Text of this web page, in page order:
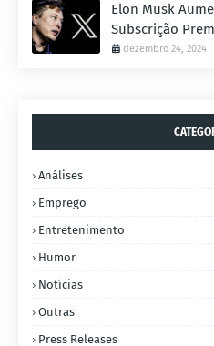
Elon Musk
Subscrição
dezembro 24, 2024
Análises
Emprego
Entretenimento
Humor
Notícias
Outras
Press Releases